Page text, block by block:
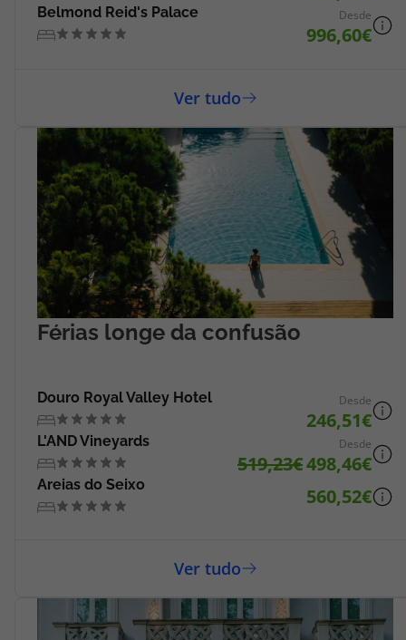
topatlantico@topatlantico.com
Belmond Reid's Palace Desde
996,60
Férias longe da confusão
Douro Royal Valley Hotel Desde
246,51
L'AND Vineyards Desde
519,23 498,46
Areias do Seixo 560,52